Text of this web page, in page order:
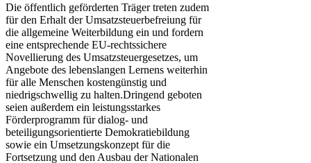
Die öffentlich geförderten Träger treten zudem
für den Erhalt der Umsatzsteuerbefreiung für
die allgemeine Weiterbildung ein und fordern
eine entsprechende EU-rechtssichere
Novellierung des Umsatzsteuergesetzes, um
Angebote des lebenslangen Lernens weiterhin
für alle Menschen kostengünstig und
niedrigschwellig zu halten.Dringend geboten
seien außerdem ein leistungsstarkes
Förderprogramm für dialog- und
beteiligungsorientierte Demokratiebildung
sowie ein Umsetzungskonzept für die
Fortsetzung und den Ausbau der Nationalen